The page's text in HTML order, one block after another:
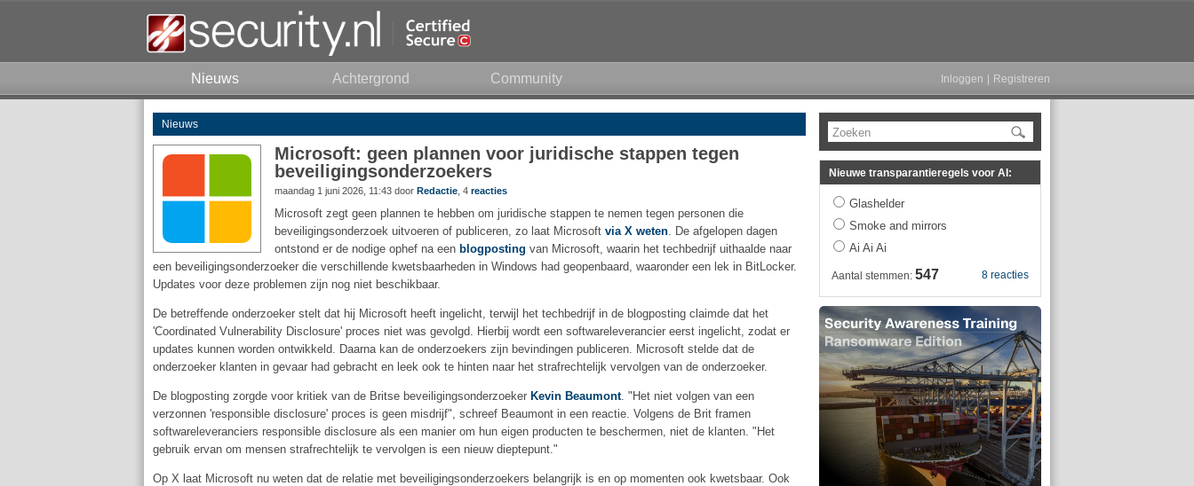
Nieuws Achtergrond Community Inloggen Registreren
Nieuws
Microsoft: geen plannen voor juridische stappen tegen
beveiligingsonderzoekers
maandag 1 juni 2026, 11:43 door Redactie , 4 reacties
Microsoft zegt geen plannen te hebben om juridische stappen te nemen tegen personen die
beveiligingsonderzoek uitvoeren of publiceren, zo laat Microsoft via X weten. De afgelopen dagen
ontstond er de nodige ophef na een blogposting van Microsoft, waarin het techbedrijf uithaalde naar
een beveiligingsonderzoeker die verschillende kwetsbaarheden in Windows had geopenbaard, waaronder een lek in BitLocker.
Updates voor deze problemen zijn nog niet beschikbaar.
De betreffende onderzoeker stelt dat hij Microsoft heeft ingelicht, terwijl het techbedrijf in de blogposting claimde dat het
'Coordinated Vulnerability Disclosure' proces niet was gevolgd. Hierbij wordt een softwareleverancier eerst ingelicht, zodat er
updates kunnen worden ontwikkeld. Daarna kan de onderzoekers zijn bevindingen publiceren. Microsoft stelde dat de
onderzoeker klanten in gevaar had gebracht en leek ook te hinten naar het strafrechtelijk vervolgen van de onderzoeker.
De blogposting zorgde voor kritiek van de Britse beveiligingsonderzoeker Kevin Beaumont. "Het niet volgen van een
verzonnen 'responsible disclosure' proces is geen misdrijf", schreef Beaumont in een reactie. Volgens de Brit framen
softwareleveranciers responsible disclosure als een manier om hun eigen producten te beschermen, niet de klanten. "Het
gebruik ervan om mensen strafrechtelijk te vervolgen is een nieuw dieptepunt."
Op X laat Microsoft nu weten dat de relatie met beveiligingsonderzoekers belangrijk is en op momenten ook kwetsbaar. Ook
Zoeken
Nieuwe transparantieregels voor AI:
Glashelder
Smoke and mirrors
Ai Ai Ai
8 reacties
Aantal stemmen: 547